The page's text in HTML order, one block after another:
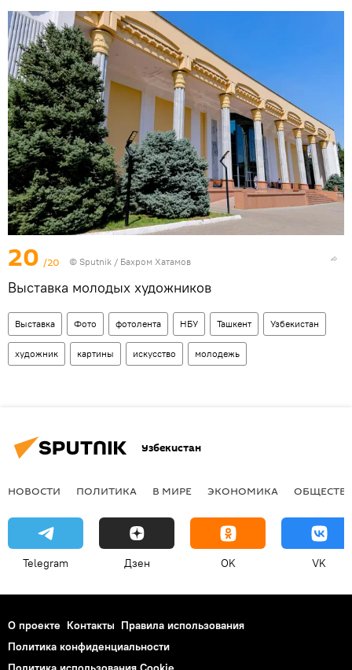
20 /20 © Sputnik / Бахром Хатамов
Выставка молодых художников
Выставка Фото фотолента НБУ Ташкент Узбекистан
художник картины искусство молодежь
Узбекистан
НОВОСТИ ПОЛИТИКА В МИРЕ ЭКОНОМИКА
Telegram Дзен OK VK
О проекте Контакты Правила использования
Политика конфиденциальности